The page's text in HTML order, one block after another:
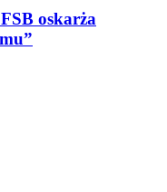
oskarża